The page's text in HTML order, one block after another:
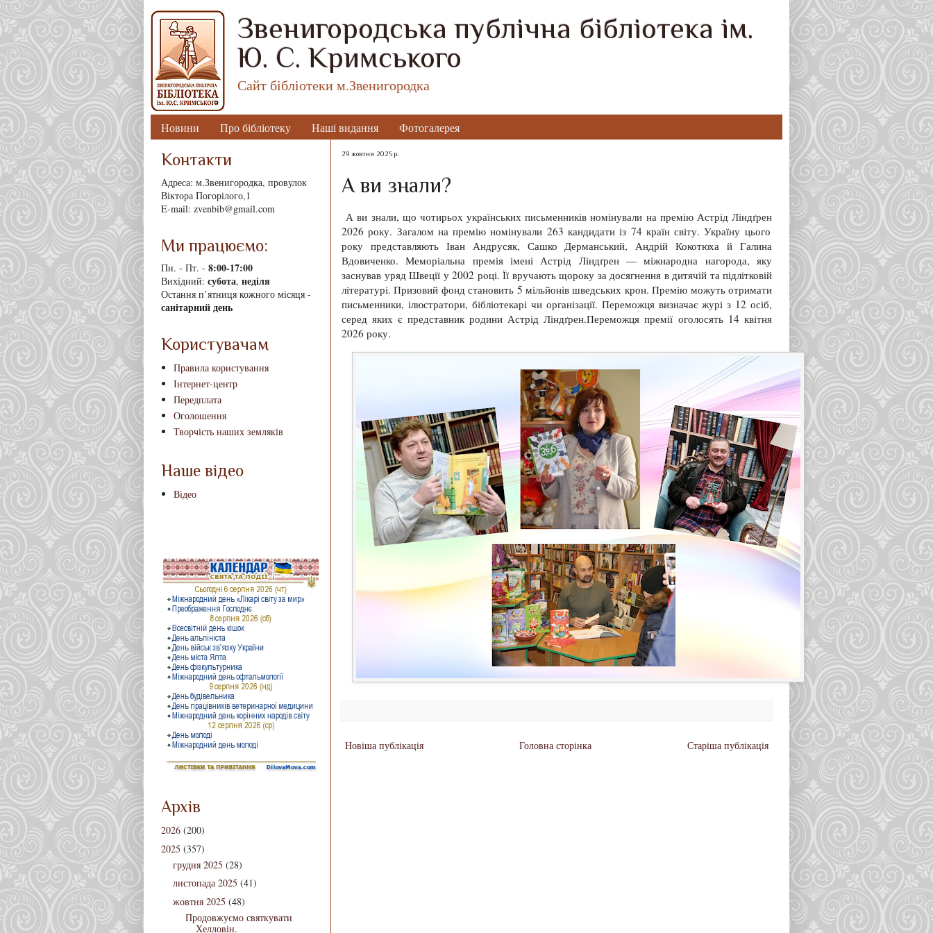
Звенигородська публічна бібліотека ім.
Ю. С. Кримського
Сайт бібліотеки м.Звенигородка
Новини Про бібліотеку Наші видання Фотогалерея
29 жовтня 2025 р.
А ви знали?
А ви знали, що чотирьох українських письменників номінували на премію Астрід Ліндґрен
2026 року. Загалом на премію номінували 263 кандидати із 74 країн світу. Україну цього
року представляють Іван Андрусяк, СашкоДерманський, АндрійКокотюха й Галина
Вдовиченко. Меморіальна премія іменіАстрід Ліндґрен —міжнародна нагорода, яку
заснував уряд Швеції у 2002 році. Її вручають щороку за досягнення в дитячій та підлітковій
літературі. Призовий фонд становить 5 мільйонів шведських крон. Премію можуть отримати
письменники, ілюстратори, бібліотекарі чи організації. Переможця визначає журі з 12 осіб,
серед яких є представник родини Астрід Ліндґрен.Переможця премії оголосять 14 квітня
2026 року.
Новіша публікація Старіша публікація
Головна сторінка
Контакти
Адреса: м.Звенигородка, провулок
Віктора Погорілого,1
E-mail: zvenbib@gmail.com
Ми працюємо:
Пн. - Пт. - 8:00-17:00
Вихідний: субота, неділя
Остання п’ятниця кожного місяця -
санітарний день
Користувачам
Правила користування
Інтернет-центр
Передплата
Оголошення
Творчість наших земляків
Наше відео
Відео
Архів
2026 (200)
2025 (357)
грудня 2025 (28)
листопада 2025 (41)
жовтня 2025 (48)
Продовжуємо святкувати
Хелловін.